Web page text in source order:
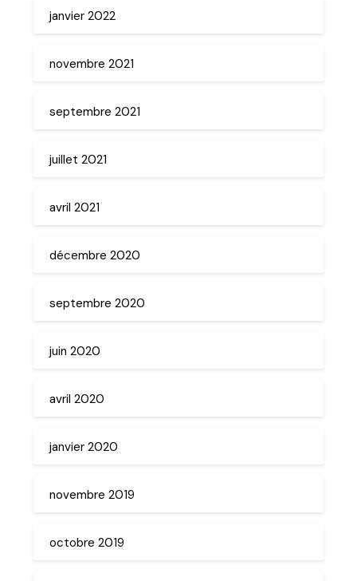
janvier 2022
novembre 2021
septembre 2021
juillet 2021
avril 2021
décembre 2020
septembre 2020
juin 2020
avril 2020
janvier 2020
novembre 2019
octobre 2019